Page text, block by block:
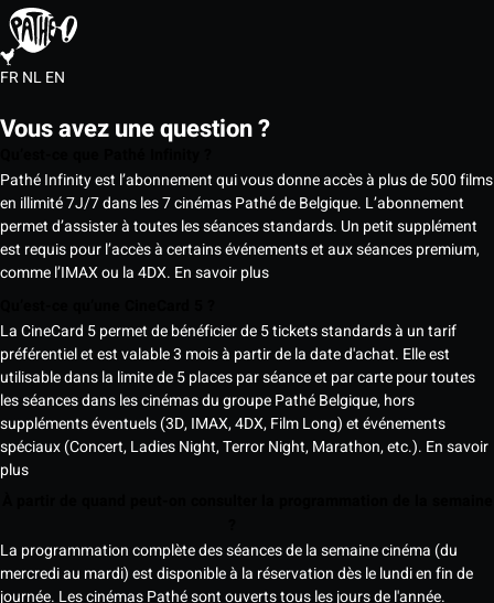
FRNLEN
Vous avez une question ?
Pathé Infinity est l’abonnement qui vous donne accès à plus de 500 films
en illimité 7J/7 dans les 7 cinémas Pathé de Belgique. L’abonnement
permet d’assister à toutes les séances standards. Un petit supplément
est requis pour l’accès à certains événements et aux séances premium,
comme l’IMAX ou la 4DX. En savoir plus
La CineCard 5 permet de bénéficier de 5 tickets standards à un tarif
préférentiel et est valable 3 mois à partir de la date d'achat. Elle est
utilisable dans la limite de 5 places par séance et par carte pour toutes
les séances dans les cinémas du groupe Pathé Belgique, hors
suppléments éventuels (3D, IMAX, 4DX, Film Long) et événements
spéciaux (Concert, Ladies Night, Terror Night, Marathon, etc.). En savoir
plus
La programmation complète des séances de la semaine cinéma (du
mercredi au mardi) est disponible à la réservation dès le lundi en fin de
journée. Les cinémas Pathé sont ouverts tous les jours de l'année.